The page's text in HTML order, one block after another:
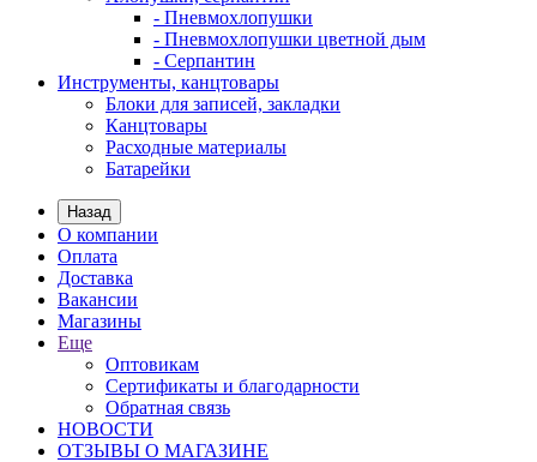
- Пневмохлопушки
- Пневмохлопушки цветной дым
- Серпантин
Инструменты, канцтовары
Блоки для записей, закладки
Канцтовары
Расходные материалы
Батарейки
Назад
О компании
Оплата
Доставка
Вакансии
Магазины
Еще
Оптовикам
Сертификаты и благодарности
Обратная связь
НОВОСТИ
ОТЗЫВЫ О МАГАЗИНЕ